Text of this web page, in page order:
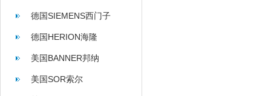
德国SIEMENS西门子
德国HERION海隆
美国BANNER邦纳
美国SOR索尔